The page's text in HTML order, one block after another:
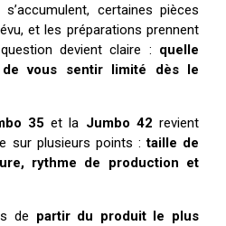
certaines pièces
et les préparations prennent
devient claire : quelle
de vous sentir limité dès le
35 et la Jumbo 42 revient
sur plusieurs points :taille de
rythme de production et
de partir du produit le plus